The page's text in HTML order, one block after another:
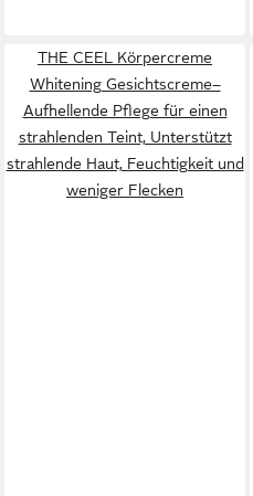
THE CEEL Körpercreme
Whitening Gesichtscreme–
Aufhellende Pflege für einen
strahlenden Teint, Unterstützt
strahlende Haut, Feuchtigkeit und
weniger Flecken